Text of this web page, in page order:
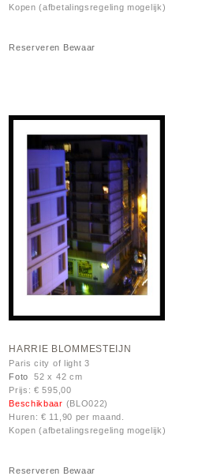
Kopen (afbetalingsregeling mogelijk)
Reserveren Bewaar
HARRIE BLOMMESTEIJN
Paris city of light 3
Foto 52 x 42 cm
Prijs: € 595,00
Beschikbaar (BLO022)
Huren: € 11,90 per maand.
Kopen (afbetalingsregeling mogelijk)
Reserveren Bewaar